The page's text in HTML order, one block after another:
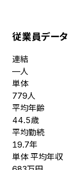
従業員データ
連結
—人
単体
779人
平均年齢
44.5歳
平均勤続
19.7年
単体 平均年収